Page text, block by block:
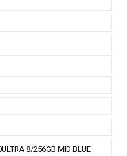
8/256GB MID.BLUE